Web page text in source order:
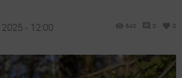
- 12:00 640 0 0